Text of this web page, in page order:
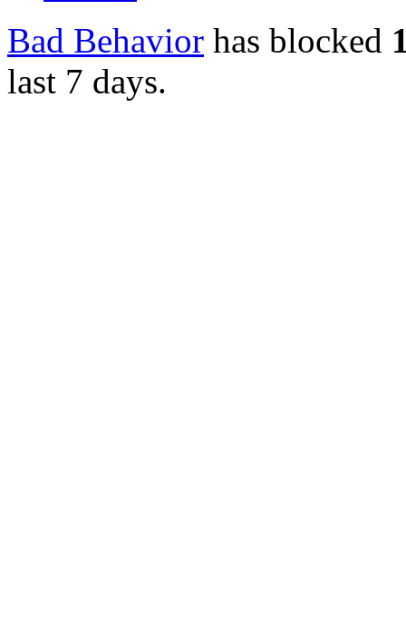
Bad Behavior has blocked
last 7 days.